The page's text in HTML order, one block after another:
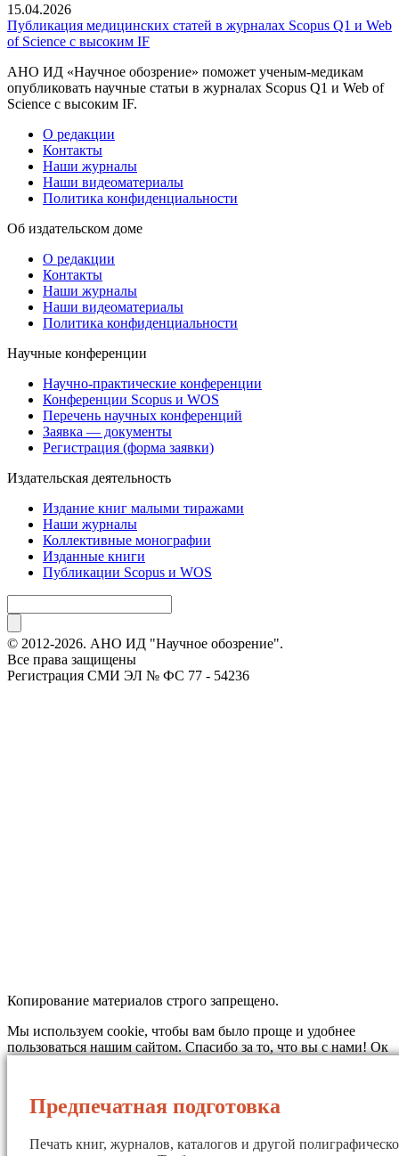
15.04.2026
Публикация медицинских статей в журналах Scopus Q1 и Web
of Science с высоким IF
АНО ИД «Научное обозрение» поможет ученым-медикам
опубликовать научные статьи в журналах Scopus Q1 и Web of
Science с высоким IF.
О редакции
Контакты
Наши журналы
Наши видеоматериалы
Политика конфиденциальности
Об издательском доме
О редакции
Контакты
Наши журналы
Наши видеоматериалы
Политика конфиденциальности
Научные конференции
Научно-практические конференции
Конференции Scopus и WOS
Перечень научных конференций
Заявка — документы
Регистрация (форма заявки)
Издательская деятельность
Издание книг малыми тиражами
Наши журналы
Коллективные монографии
Изданные книги
Публикации Scopus и WOS
© 2012-2026. АНО ИД "Научное обозрение".
Все права защищены
Регистрация СМИ ЭЛ № ФС 77 - 54236
Копирование материалов строго запрещено.
Мы используем cookie, чтобы вам было проще и удобнее
пользоваться нашим сайтом. Спасибо за то, что вы с нами!Ок
Предпечатная подготовка
Печать книг, журналов, каталогов и другой